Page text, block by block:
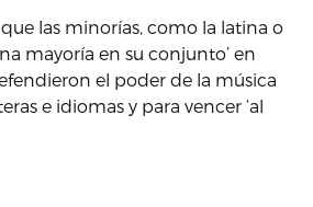
las minorías, como la latina o
mayoría en su conjunto’ en
el poder de la música
e idiomas y para vencer ‘al